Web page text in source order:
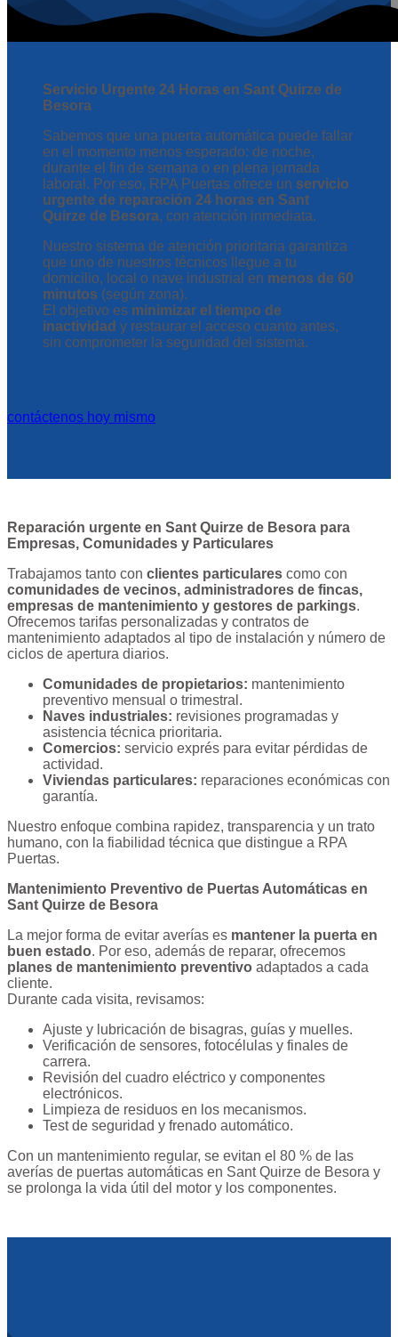
Servicio Urgente 24 Horas en Sant Quirze de
Besora
Sabemos que una puerta automática puede fallar
en el momento menos esperado: de noche,
durante el fin de semana o en plena jornada
laboral. Por eso, RPA Puertas ofrece un servicio
urgente de reparación 24 horas en Sant
Quirze de Besora, con atención inmediata.
Nuestro sistema de atención prioritaria garantiza
que uno de nuestros técnicos llegue a tu
domicilio, local o nave industrial en menos de 60
minutos (según zona).
El objetivo es minimizar el tiempo de
inactividad y restaurar el acceso cuanto antes,
sin comprometer la seguridad del sistema.
contáctenos hoy mismo
Reparación urgente en Sant Quirze de Besora para
Empresas, Comunidades y Particulares
Trabajamos tanto con clientes particulares como con
comunidades de vecinos, administradores de fincas,
empresas de mantenimiento y gestores de parkings.
Ofrecemos tarifas personalizadas y contratos de
mantenimiento adaptados al tipo de instalación y número de
ciclos de apertura diarios.
Comunidades de propietarios: mantenimiento
preventivo mensual o trimestral.
Naves industriales: revisiones programadas y
asistencia técnica prioritaria.
Comercios: servicio exprés para evitar pérdidas de
actividad.
Viviendas particulares: reparaciones económicas con
garantía.
Nuestro enfoque combina rapidez, transparencia y un trato
humano, con la fiabilidad técnica que distingue a RPA
Puertas.
Mantenimiento Preventivo de Puertas Automáticas en
Sant Quirze de Besora
La mejor forma de evitar averías es mantener la puerta en
buen estado. Por eso, además de reparar, ofrecemos
planes de mantenimiento preventivo adaptados a cada
cliente.
Durante cada visita, revisamos:
Ajuste y lubricación de bisagras, guías y muelles.
Verificación de sensores, fotocélulas y finales de
carrera.
Revisión del cuadro eléctrico y componentes
electrónicos.
Limpieza de residuos en los mecanismos.
Test de seguridad y frenado automático.
Con un mantenimiento regular, se evitan el 80 % de las
averías de puertas automáticas en Sant Quirze de Besora y
se prolonga la vida útil del motor y los componentes.